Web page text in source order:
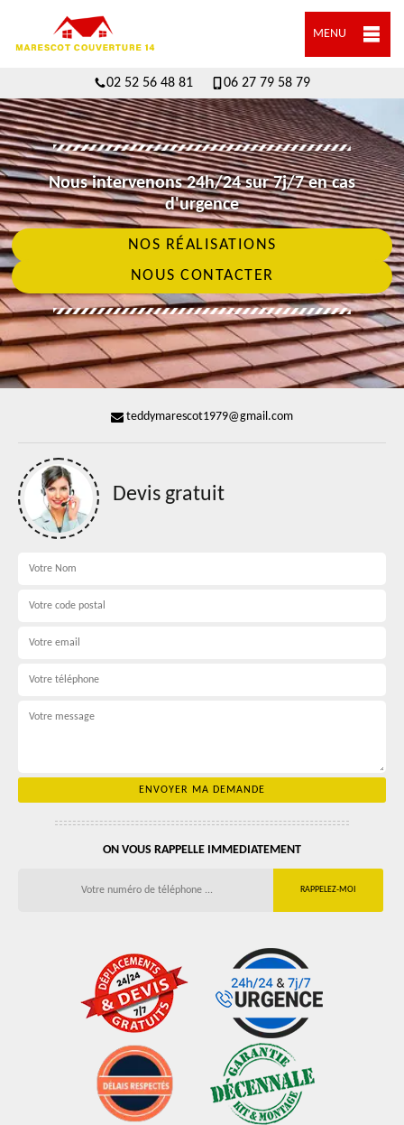
MENU
02 52 56 48 81 06 27 79 58 79
Nous intervenons 24h/24 sur 7j/7 en cas
d'urgence
NOS RÉALISATIONS
NOUS CONTACTER
teddymarescot1979@gmail.com
Devis gratuit
ON VOUS RAPPELLE IMMEDIATEMENT